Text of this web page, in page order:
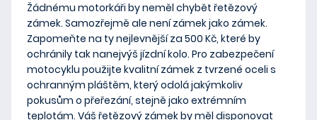
Žádnému motorkáři by neměl chybět řetězový
zámek. Samozřejmě ale není zámek jako zámek.
Zapomeňte na ty nejlevnější za 500 Kč, které by
ochránily tak nanejvýš jízdní kolo. Pro zabezpečení
motocyklu použijtekvalitní zámek z tvrzené oceli s
ochranným pláštěm, který odolá jakýmkoliv
pokusům o přeřezání, stejně jako extrémním
teplotám. Váš řetězový zámek by měl disponovat